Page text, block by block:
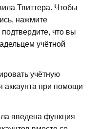
Твиттера. Чтобы
нажмите
что вы
учётной
учётную
аккаунта при помощи
введена функция